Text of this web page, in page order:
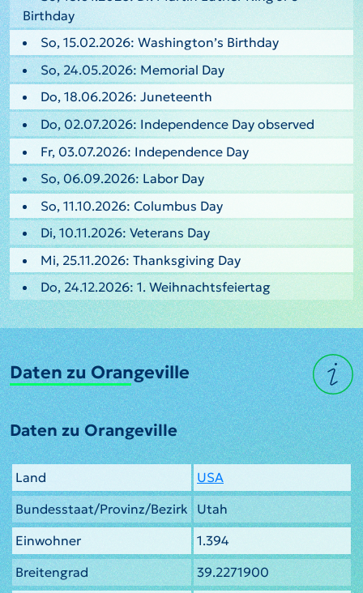
Birthday
So, 15.02.2026: Washington’s Birthday
So, 24.05.2026: Memorial Day
Do, 18.06.2026: Juneteenth
Do, 02.07.2026: Independence Day observed
Fr, 03.07.2026: Independence Day
So, 06.09.2026: Labor Day
So, 11.10.2026: Columbus Day
Di, 10.11.2026: Veterans Day
Mi, 25.11.2026: Thanksgiving Day
Do, 24.12.2026: 1. Weihnachtsfeiertag
Daten zu Orangeville
Daten zu Orangeville
Land
USA
Bundesstaat/Provinz/Bezirk Utah
Einwohner
1.394
Breitengrad
39.2271900